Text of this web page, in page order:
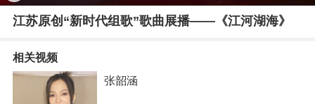
江苏原创“新时代组歌”歌曲展播——《江河湖海》
相关视频
张韶涵